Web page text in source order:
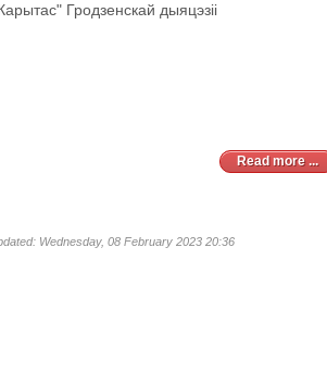
Гродзенскай дыяцэзіі
Read more ...
Wednesday, 08 February 2023 20:36